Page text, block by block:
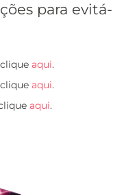
para evitá-
aqui.
aqui.
aqui.